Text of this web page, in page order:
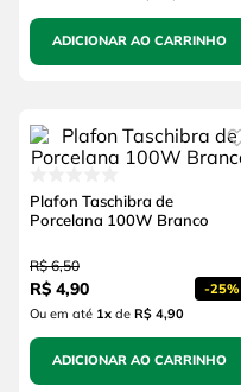
ADICIONAR AO CARRINHO
Plafon Taschibra de
Porcelana 100W Branco
R$ 6,50
R$ 4,90 -25%
Ou em até 1xde R$ 4,90
ADICIONAR AO CARRINHO